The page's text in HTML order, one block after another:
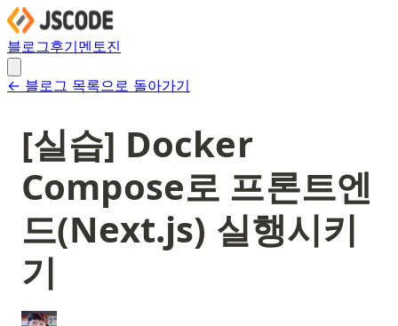
블로그후기멘토진
← 블로그 목록으로 돌아가기
[실습] Docker
Compose로 프론트엔
드(Next.js) 실행시키
기